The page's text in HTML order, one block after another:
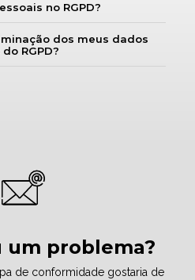
no RGPD?
dos meus dados
RGPD?
problema?
de conformidade gostaria de